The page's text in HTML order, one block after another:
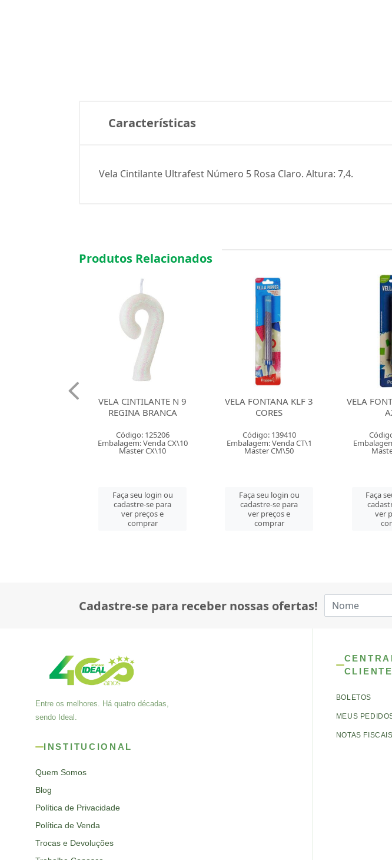
Características
Vela Cintilante Ultrafest Número 5 Rosa Claro. Altura: 7,4.
Produtos Relacionados
VELA FONTANA KLF 3
CORES
Código: 139410
Embalagem: Venda CT\1
Master CM\50
Faça seu login ou
cadastre-se para
ver preços e
comprar
VELA FONTANA POPPER
AZUL
Código: 139411
Embalagem: Venda CT\1
Master CM\50
Faça seu login ou
cadastre-se para
ver preços e
comprar
VELA
Faça
ver
Cadastre-se para receber nossas ofertas!
Entre os melhores. Há quatro décadas,
sendo Ideal.
INSTITUCIONAL
Quem Somos
Blog
Política de Privacidade
Política de Venda
Trocas e Devoluções
CLIENTE
BOLETOS
MEUS
NOTAS FISCAIS